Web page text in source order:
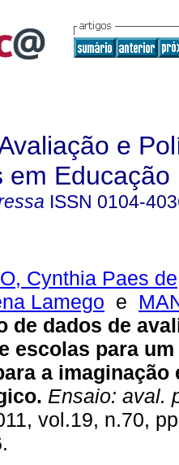
e
em Educação
ISSN 0104-
Cynthia Paes de
Lamego e
de dados de
escolas para
a imaginação
Ensaio: aval.
vol.19, n.70,